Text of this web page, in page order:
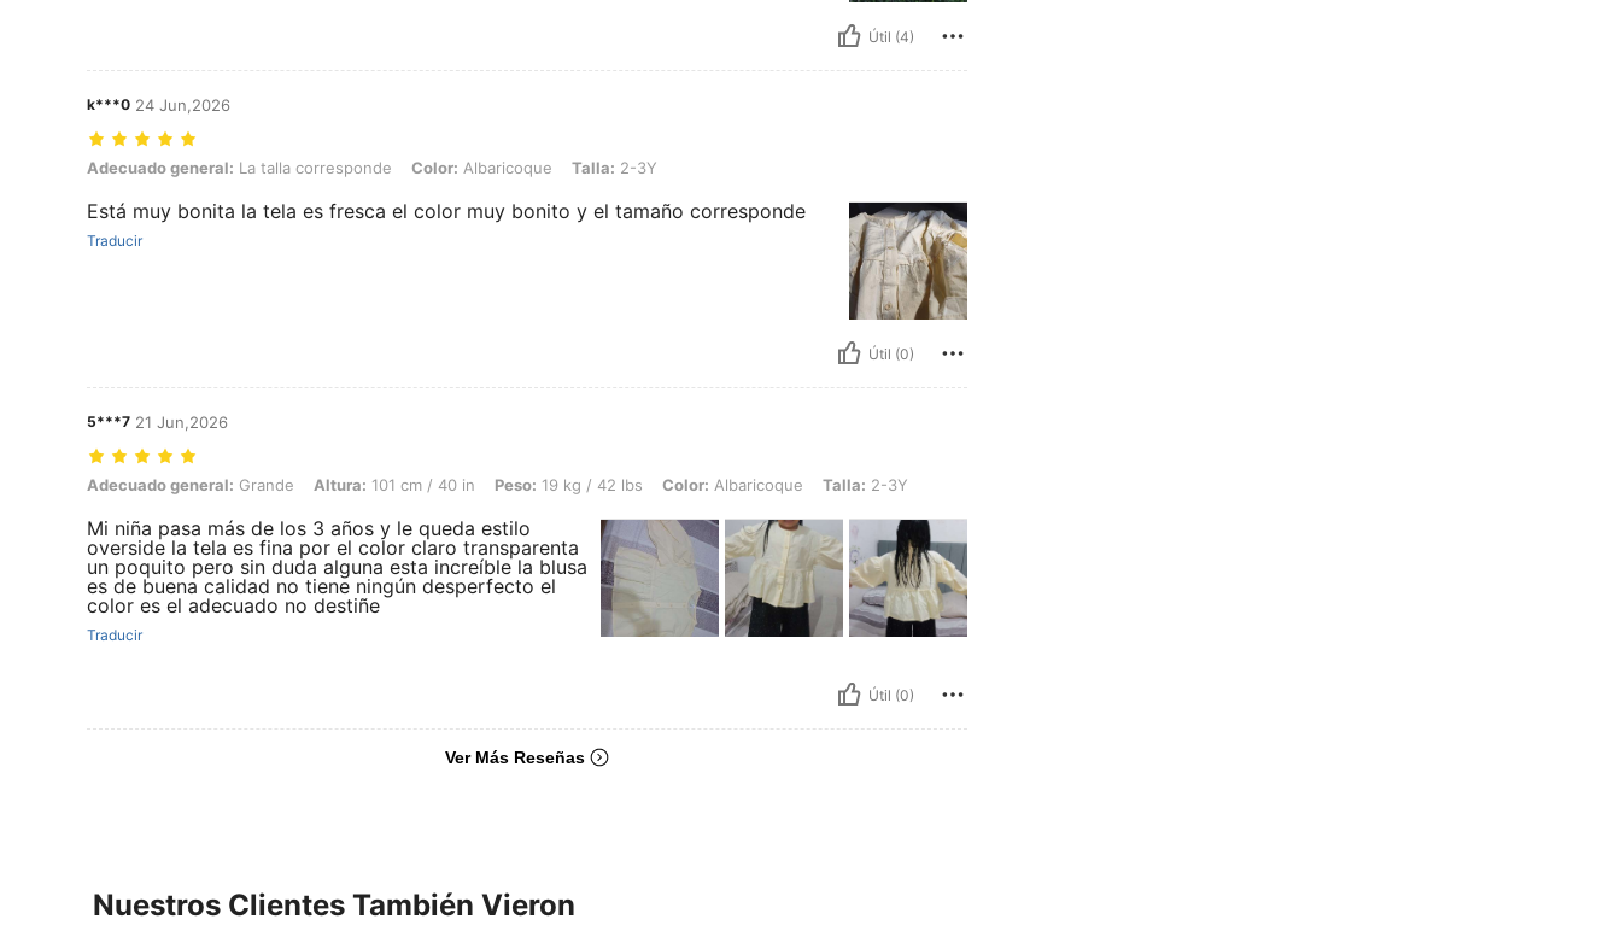
Útil (4)
k***0 24 Jun,2026
Adecuado general: La talla corresponde, Color: Albaricoque, Talla: 2-3Y
Adecuado general: La talla corresponde Color: Albaricoque Talla: 2-3Y
Está muy bonita la tela es fresca el color muy bonito y el tamaño corresponde
Traducir
Útil (0)
5***7 21 Jun,2026
Adecuado general: Grande, Altura: 101 cm / 40 in, Peso: 19 kg / 42 lbs, Color: Albaricoque, Talla: 2-3Y
Adecuado general: Grande Altura: 101 cm / 40 in Peso: 19 kg / 42 lbs Color: Albaricoque Talla: 2-3Y
Mi niña pasa más de los 3 años y le queda estilo
overside la tela es fina por el color claro transparenta
un poquito pero sin duda alguna esta increíble la blusa
es de buena calidad no tiene ningún desperfecto el
color es el adecuado no destiñe
Traducir
Útil (0)
Ver Más Reseñas
Nuestros Clientes También Vieron